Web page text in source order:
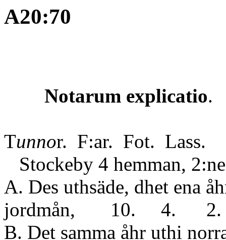
A20:70
Notarum explicatio.
Tunnor. F:ar. Fot. Lass.
Stockeby 4 hemman,
A. Des uthsäde, dhet ena
jordmån, 10. 4. 2.
B. Det samma åhr uthi